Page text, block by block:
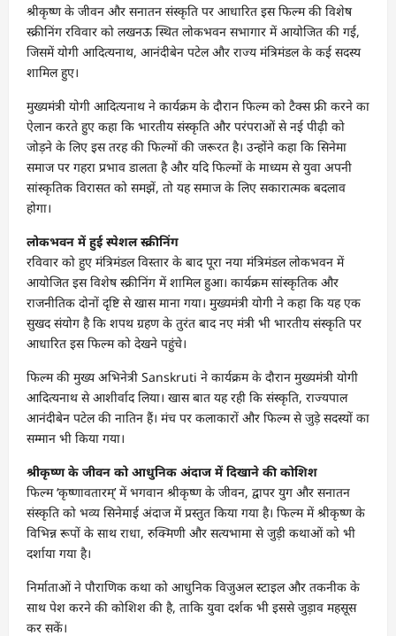
श्रीकृष्ण के जीवन और सनातन संस्कृति पर आधारित इस फिल्म की विशेष
स्क्रीनिंग रविवार को लखनऊ स्थित लोकभवन सभागार में आयोजित की गई,
जिसमें योगी आदित्यनाथ, आनंदीबेन पटेल और राज्य मंत्रिमंडल के कई सदस्य
शामिल हुए।
मुख्यमंत्री योगी आदित्यनाथ ने कार्यक्रम के दौरान फिल्म को टैक्स फ्री करने का
ऐलान करते हुए कहा कि भारतीय संस्कृति और परंपराओं से नई पीढ़ी को
जोड़ने के लिए इस तरह की फिल्मों की जरूरत है। उन्होंने कहा कि सिनेमा
समाज पर गहरा प्रभाव डालता है और यदि फिल्मों के माध्यम से युवा अपनी
सांस्कृतिक विरासत को समझें, तो यह समाज के लिए सकारात्मक बदलाव
होगा।
लोकभवन में हुई स्पेशल स्क्रीनिंग
रविवार को हुए मंत्रिमंडल विस्तार के बाद पूरा नया मंत्रिमंडल लोकभवन में
आयोजित इस विशेष स्क्रीनिंग में शामिल हुआ। कार्यक्रम सांस्कृतिक और
राजनीतिक दोनों दृष्टि से खास माना गया। मुख्यमंत्री योगी ने कहा कि यह एक
सुखद संयोग है कि शपथ ग्रहण के तुरंत बाद नए मंत्री भी भारतीय संस्कृति पर
आधारित इस फिल्म को देखने पहुंचे।
फिल्म की मुख्य अभिनेत्री Sanskruti ने कार्यक्रम के दौरान मुख्यमंत्री योगी
आदित्यनाथ से आशीर्वाद लिया। खास बात यह रही कि संस्कृति, राज्यपाल
आनंदीबेन पटेल की नातिन हैं। मंच पर कलाकारों और फिल्म से जुड़े सदस्यों का
सम्मान भी किया गया।
श्रीकृष्ण के जीवन को आधुनिक अंदाज में दिखाने की कोशिश
फिल्म ‘कृष्णावतारम्’ में भगवान श्रीकृष्ण के जीवन, द्वापर युग और सनातन
संस्कृति को भव्य सिनेमाई अंदाज में प्रस्तुत किया गया है। फिल्म में श्रीकृष्ण के
विभिन्न रूपों के साथ राधा, रुक्मिणी और सत्यभामा से जुड़ी कथाओं को भी
दर्शाया गया है।
निर्माताओं ने पौराणिक कथा को आधुनिक विजुअल स्टाइल और तकनीक के
साथ पेश करने की कोशिश की है, ताकि युवा दर्शक भी इससे जुड़ाव महसूस
कर सकें।